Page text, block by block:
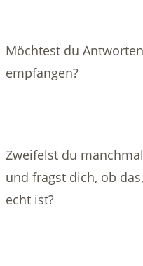
Möchtest du
empfangen?
Zweifelst du
und fragst dich, ob
echt ist?